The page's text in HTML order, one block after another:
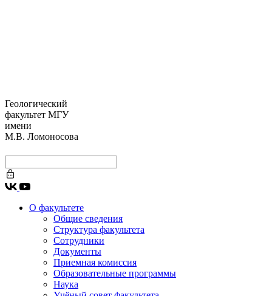
Геологический
факультет МГУ
имени
М.В. Ломоносова
О факультете
Общие сведения
Структура факультета
Сотрудники
Документы
Приемная комиссия
Образовательные программы
Наука